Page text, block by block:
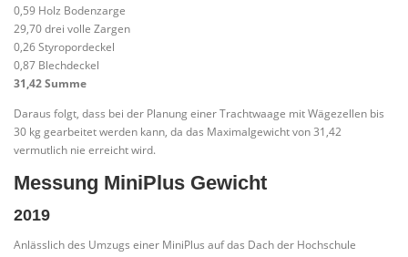
0,59 Holz Bodenzarge
29,70 drei volle Zargen
0,26 Styropordeckel
0,87 Blechdeckel
31,42 Summe
Daraus folgt, dass bei der Planung einer Trachtwaage mit Wägezellen bis
30 kg gearbeitet werden kann, da das Maximalgewicht von 31,42
vermutlich nie erreicht wird.
Messung MiniPlus Gewicht
2019
Anlässlich des Umzugs einer MiniPlus auf das Dach der Hochschule